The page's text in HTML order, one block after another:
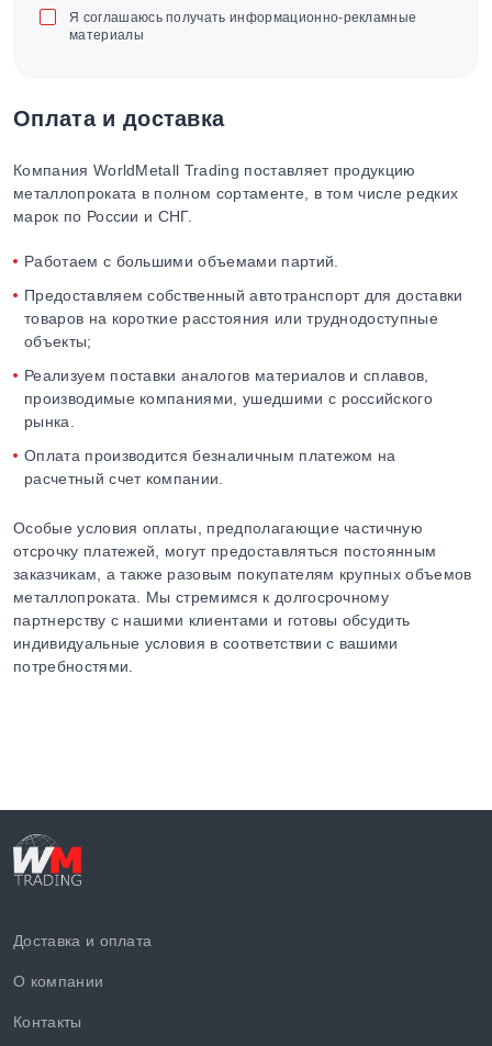
Я соглашаюсь получать информационно-рекламные
материалы
Оплата и доставка
Компания WorldMetall Trading поставляет продукцию
металлопроката в полном сортаменте, в том числе редких
марок по России и СНГ.
Работаем с большими объемами партий.
Предоставляем собственный автотранспорт для доставки
товаров на короткие расстояния или труднодоступные
объекты;
Реализуем поставки аналогов материалов и сплавов,
производимые компаниями, ушедшими с российского
рынка.
Оплата производится безналичным платежом на
расчетный счет компании.
Особые условия оплаты, предполагающие частичную
отсрочку платежей, могут предоставляться постоянным
заказчикам, а также разовым покупателям крупных объемов
металлопроката. Мы стремимся к долгосрочному
партнерству с нашими клиентами и готовы обсудить
индивидуальные условия в соответствии с вашими
потребностями.
Доставка и оплата
О компании
Контакты